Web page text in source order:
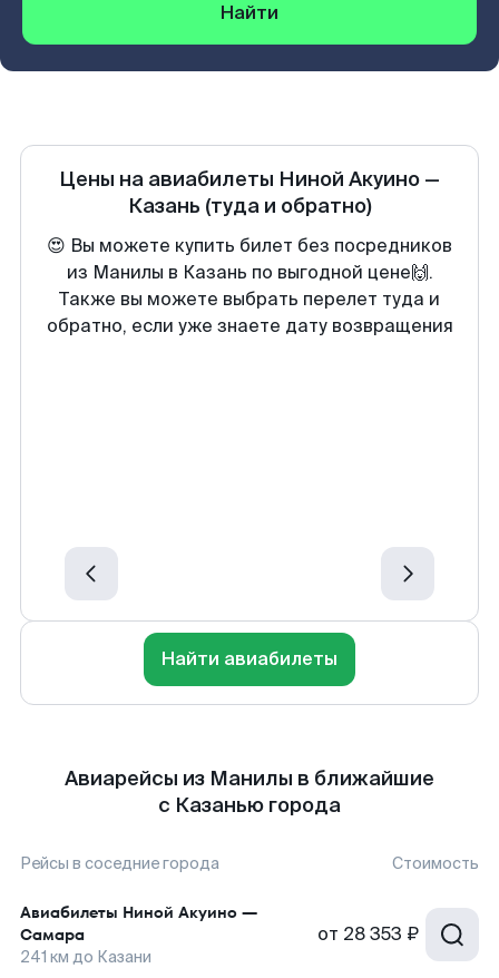
Найти
Цены на авиабилеты Ниной Акуино —
Казань (туда и обратно)
😍 Вы можете купить билет без посредников
из Манилы в Казань по выгодной цене🙌.
Также вы можете выбрать перелет туда и
обратно, если уже знаете дату возвращения
Найти авиабилеты
Авиарейсы из Манилы в ближайшие
с Казанью города
Рейсы в соседние города Стоимость
Авиабилеты Ниной Акуино —
Самара
241 км до Казани
от 28 353 ₽